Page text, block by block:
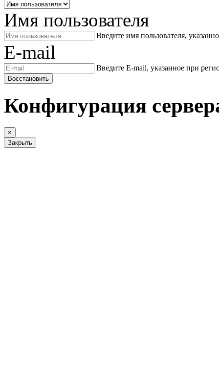
Имя пользователя
Введите имя пользователя,
E-mail
Введите E-mail, указанное при
Восстановить
Конфигурация
×
Закрыть